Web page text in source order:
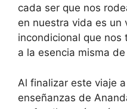
cada ser que nos
en nuestra vida es un
incondicional que nos
a la esencia misma
Al finalizar este viaje
enseñanzas de